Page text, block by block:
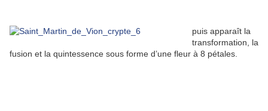
puis apparaît la
transformation, la
fusion et la quintessence sous forme d’une fleur à 8 pétales.